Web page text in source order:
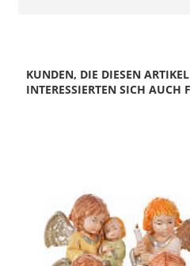
KUNDEN, DIE DIESEN
INTERESSIERTEN SICH AUCH